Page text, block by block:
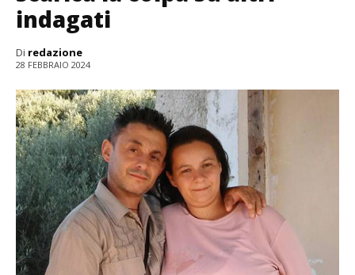
indagati
Di redazione
28 FEBBRAIO 2024